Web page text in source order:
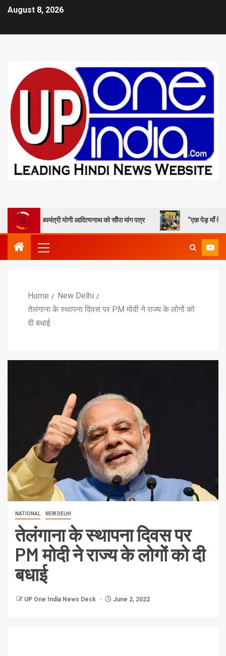
August 8, 2026
योगी आदित्यनाथ को सौंपा मांग पत्र “एक पेड़ माँ के नाम” – सेण्ट
Home
New Delhi
तेलंगाना के स्थापना दिवस पर PM मोदी ने राज्य के लोगों को
दी बधाई
NATIONAL NEW DELHI
तेलंगाना के स्थापना दिवस पर
PM मोदी ने राज्य के लोगों को दी
बधाई
UP One India News Desk June 2, 2022